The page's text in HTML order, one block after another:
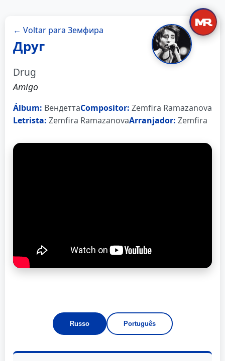
← Voltar para Земфира
Друг
Drug
Amigo
Álbum: ВендеттаCompositor: Zemfira Ramazanova
Letrista: Zemfira RamazanovaArranjador: Zemfira
Russo Português